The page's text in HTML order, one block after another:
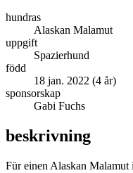
hundras
Alaskan Malamut
uppgift
Spazierhund
född
18 jan. 2022 (4 år)
sponsorskap
Gabi Fuchs
beskrivning
Für einen Alaskan